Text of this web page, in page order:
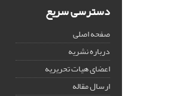
دسترسی سریع
صفحه اصلی
درباره نشریه
اعضای هیات تحریریه
ارسال مقاله